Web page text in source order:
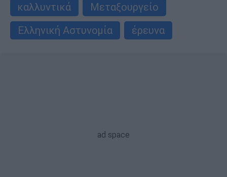
καλλυντικά
Μεταξουργείο
Ελληνική Αστυνομία
έρευνα